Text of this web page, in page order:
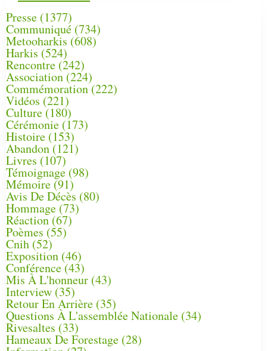
Presse (1377)
Communiqué (734)
Metooharkis (608)
Harkis (524)
Rencontre (242)
Association (224)
Commémoration(222)
Vidéos (221)
Culture(180)
Cérémonie (173)
Histoire (153)
Abandon(121)
Livres (107)
Témoignage (98)
Mémoire (91)
Avis De Décès (80)
Hommage (73)
Réaction(67)
Poèmes (55)
Cnih (52)
Exposition (46)
Conférence(43)
Mis À L'honneur (43)
Interview (35)
Retour En Arrière (35)
Questions À L'assemblée Nationale (34)
Rivesaltes (33)
Hameaux De Forestage (28)